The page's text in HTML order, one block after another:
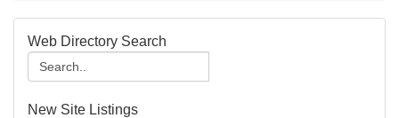
Web Directory Search
New Site Listings